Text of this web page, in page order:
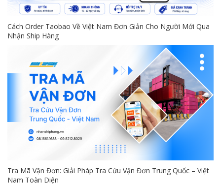
Cách Order Taobao Về Việt Nam Đơn Giản Cho Người Mới Qua
Nhận Ship Hàng
Tra Mã Vận Đơn: Giải Pháp Tra Cứu Vận Đơn Trung Quốc – Việt
Nam Toàn Diện